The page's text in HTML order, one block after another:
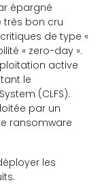
épargné
très bon cru
de type «
« zero-day ».
active
le
(CLFS).
par un
ransomware
les